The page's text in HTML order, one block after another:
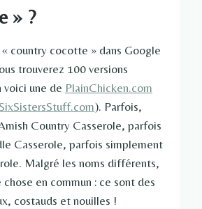
» ?
« country cocotte » dans Google
trouverez 100 versions
une de PlainChicken.com
SixSistersStuff.com). Parfois,
Country Casserole, parfois
Casserole, parfois simplement
Malgré les noms différents,
en commun : ce sont des
costauds et nouilles !